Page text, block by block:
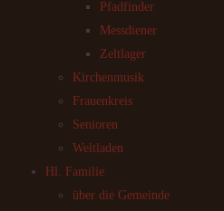
Pfadfinder
Messdiener
Zeltlager
Kirchenmusik
Frauenkreis
Senioren
Weltladen
Hl. Familie
über die Gemeinde